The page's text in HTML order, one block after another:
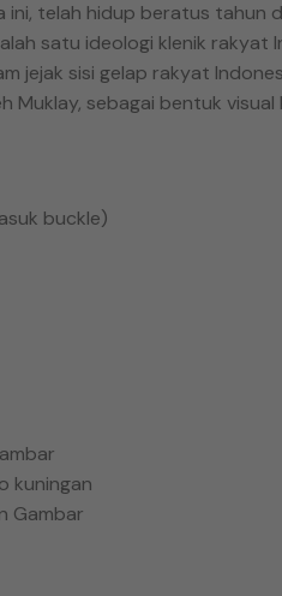
ini, telah hidup beratus tahun
satu ideologi klenik rakyat
jejak sisi gelap rakyat
sebagai bentuk
buckle)
kuningan
Gambar